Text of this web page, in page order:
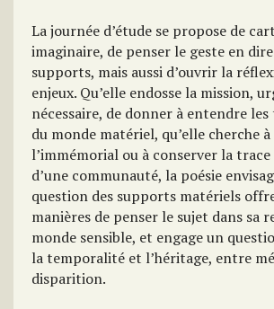
La journée d’étude se propose de
imaginaire, de penser le geste en
supports, mais aussi d’ouvrir la
enjeux. Qu’elle endosse la mission,
nécessaire, de donner à entendre
du monde matériel, qu’elle cherche
l’immémorial ou à conserver la trace
d’une communauté, la poésie
question des supports matériels
manières de penser le sujet dans sa
monde sensible, et engage un
la temporalité et l’héritage, entre
disparition.